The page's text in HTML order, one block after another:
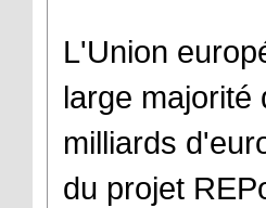
L'Union
large
milliards
du projet